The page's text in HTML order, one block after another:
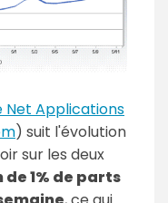
Net Applications
) suit l'évolution
sur les deux
1% de parts